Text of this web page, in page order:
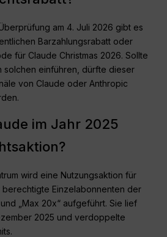
am 4. Juli 2026 gibt es
Barzahlungsrabatt oder
für Claude Christmas 2026. Sollte
solchen einführen, dürfte dieser
von Claude oder Anthropic
im Jahr 2025
wird eine Nutzungsaktion für
Einzelabonnenten der
und „Max 20x“ aufgeführt. Sie lief
2025 und verdoppelte